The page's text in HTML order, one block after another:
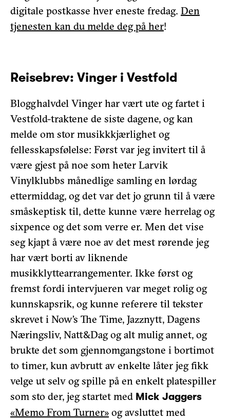
digitale postkasse hver eneste fredag. Den
tjenesten kan du melde deg på her!
Reisebrev: Vinger i Vestfold
Blogghalvdel Vinger har vært ute og fartet i
Vestfold-traktene de siste dagene, og kan
melde om stor musikkkjærlighet og
fellesskapsfølelse: Først var jeg invitert til å
være gjest på noe som heter Larvik
Vinylklubbs månedlige samling en lørdag
ettermiddag, og det var det jo grunn til å være
småskeptisk til, dette kunne være herrelag og
sixpence og det som verre er. Men det vise
seg kjapt å være noe av det mest rørende jeg
har vært borti av liknende
musikklyttearrangementer. Ikke først og
fremst fordi intervjueren var meget rolig og
kunnskapsrik, og kunne referere til tekster
skrevet i Now’s The Time, Jazznytt, Dagens
Næringsliv, Natt&Dag og alt mulig annet, og
brukte det som gjennomgangstone i bortimot
to timer, kun avbrutt av enkelte låter jeg fikk
velge ut selv og spille på en enkelt platespiller
som sto der, jeg startet med Mick Jaggers
«Memo From Turner» og avsluttet med